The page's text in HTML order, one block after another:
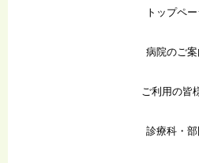
トップペ
病院のご案
ご利用の皆
診療科・部